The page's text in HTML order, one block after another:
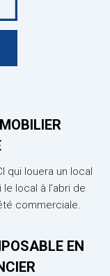
qui louera un local
local à l’abri de
commerciale.
EN